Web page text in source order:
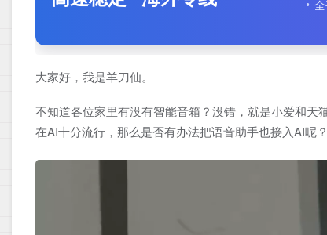
大家好，我是羊刀仙。
不知道各位家里有没有智能音箱？没错，就是小爱和
在AI十分流行，那么是否有办法把语音助手也接入AI呢？